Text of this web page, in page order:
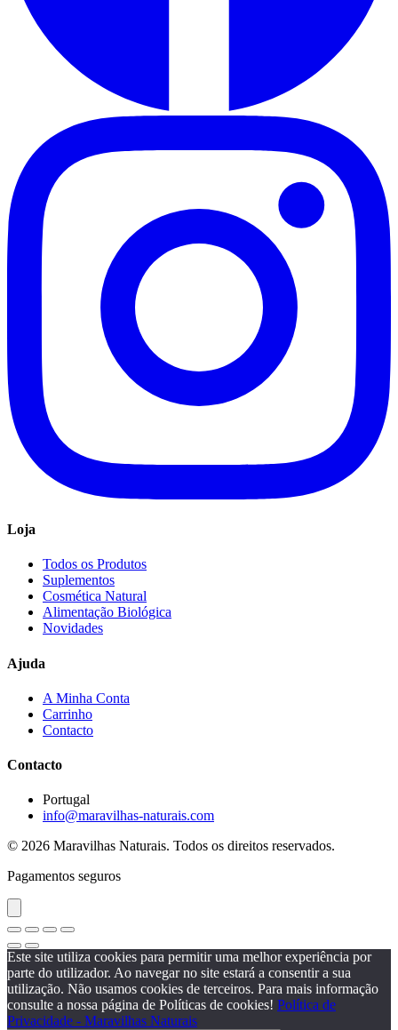
Loja
Todos os Produtos
Suplementos
Cosmética Natural
Alimentação Biológica
Novidades
Ajuda
A Minha Conta
Carrinho
Contacto
Contacto
Portugal
info@maravilhas-naturais.com
© 2026 Maravilhas Naturais. Todos os direitos reservados.
Pagamentos seguros
Este site utiliza cookies para permitir uma melhor experiência por
parte do utilizador. Ao navegar no site estará a consentir a sua
utilização. Não usamos cookies de terceiros. Para mais informação
consulte a nossa página de Políticas de cookies! Política de
Privacidade - Maravilhas Naturais